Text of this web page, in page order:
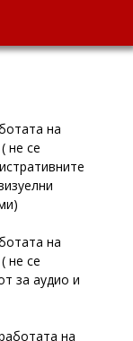
на
( не се
на
( не се
за аудио и
на